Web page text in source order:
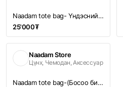
Naadam tote bag- Үндэсний их баяр наадам
25'000₮
Naadam Store
Цүнх, Чемодан, Аксессуар
Naadam tote bag-(Босоо бичигтэй)